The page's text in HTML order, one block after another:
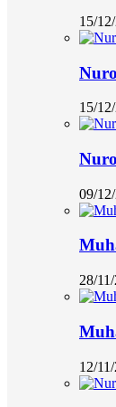
15/
15/
09/
28/
12/